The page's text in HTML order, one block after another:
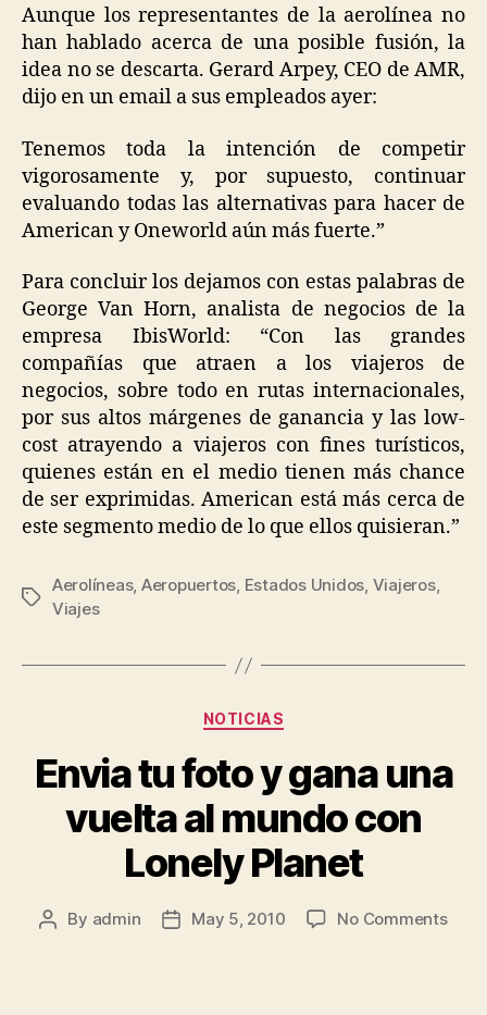
Aunque los representantes de la aerolínea no
han hablado acerca de una posible fusión, la
idea no se descarta. Gerard Arpey, CEO de AMR,
dijo en un email a sus empleados ayer:
Tenemos toda la intención de competir
vigorosamente y, por supuesto, continuar
evaluando todas las alternativas para hacer de
American y Oneworld aún más fuerte.”
Para concluir los dejamos con estas palabras de
George Van Horn, analista de negocios de la
empresa IbisWorld: “Con las grandes
compañías que atraen a los viajeros de
negocios, sobre todo en rutas internacionales,
por sus altos márgenes de ganancia y las low-
cost atrayendo a viajeros con fines turísticos,
quienes están en el medio tienen más chance
de ser exprimidas. American está más cerca de
este segmento medio de lo que ellos quisieran.”
Tags
Aerolíneas, Aeropuertos, Estados Unidos, Viajeros,
Viajes
Categories
NOTICIAS
Envia tu foto y gana una
vuelta al mundo con
Lonely Planet
Post
By admin
PostMay 5, 2010 No Commentson